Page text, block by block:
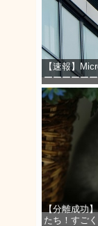
【速報】
ーーーーー
【分離成功
たち！すご